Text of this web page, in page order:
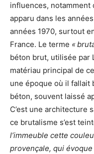
influences,
apparu dans les
années 1970, surtout
France. Le terme «
béton brut, utilisée par
matériau principal de
une époque où il fallait
béton, souvent laissé
C’est une architecture
ce brutalisme s’est
l’immeuble cette
provençale, qui